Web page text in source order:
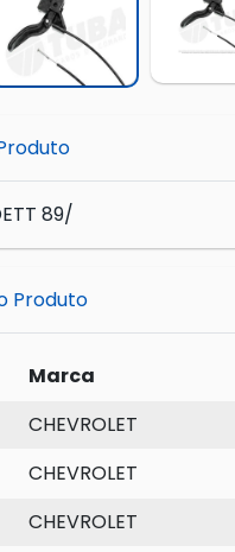
89/
Produto
Marca
CHEVROLET
CHEVROLET
CHEVROLET